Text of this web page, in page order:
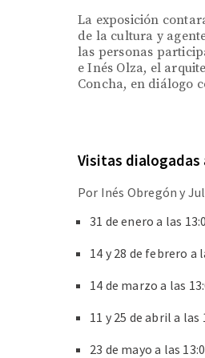
La exposición
de la cultura y
las personas
e Inés Olza, el
Concha, en diálogo
Visitas dialogadas
Por Inés Obregón y
31 de enero a las
14 y 28 de febrero a
14 de marzo a las
11 y 25 de abril a las
23 de mayo a las